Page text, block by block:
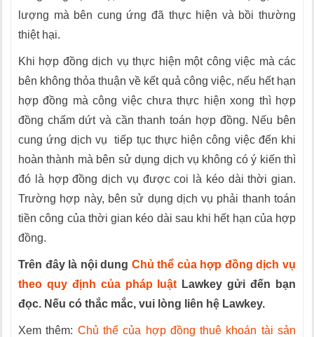
lượng mà bên cung ứng đã thực hiện và bồi thường
thiệt hại.
Khi hợp đồng dịch vụ thực hiện một công việc mà các
bên không thỏa thuận về kết quả công việc, nếu hết hạn
hợp đồng mà công việc chưa thực hiện xong thì hợp
đồng chấm dứt và cần thanh toán hợp đồng. Nếu bên
cung ứng dịch vụ tiếp tục thực hiện công việc đến khi
hoàn thành mà bên sử dụng dịch vụ không có ý kiến thì
đó là hợp đồng dịch vụ được coi là kéo dài thời gian.
Trường hợp này, bên sử dụng dịch vụ phải thanh toán
tiền công của thời gian kéo dài sau khi hết hạn của hợp
đồng.
Trên đây là nội dung Chủ thể của hợp đồng dịch vụ
theo quy định của pháp luật Lawkey gửi đến bạn
đọc. Nếu có thắc mắc, vui lòng liên hệ Lawkey.
Xem thêm: Chủ thể của hợp đồng thuê khoán tài sản